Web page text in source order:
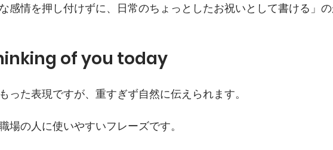
な感情を押し付けずに、日常のちょっとしたお祝いとして書ける」
of you today
った表現ですが、重すぎず自然に伝えられます。
場の人に使いやすいフレーズです。